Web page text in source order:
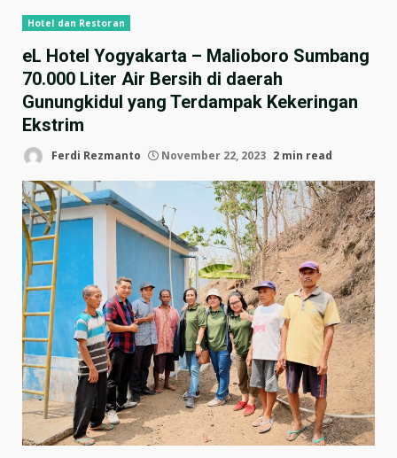
Hotel dan Restoran
eL Hotel Yogyakarta – Malioboro Sumbang
70.000 Liter Air Bersih di daerah
Gunungkidul yang Terdampak Kekeringan
Ekstrim
Ferdi Rezmanto November 22, 2023 2 min read